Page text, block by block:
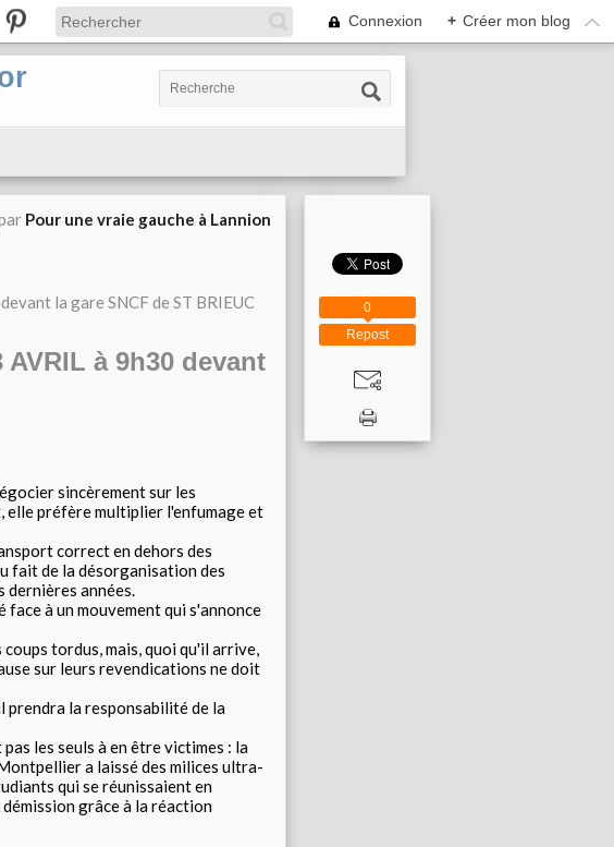
Connexion + Créer mon blog
Pour une vraie gauche à Lannion
la gare SNCF de ST BRIEUC
AVRIL à 9h30 devant
sincèrement sur les
préfère multiplier l'enfumage et
correct en dehors des
fait de la désorganisation des
années.
à un mouvement qui s'annonce
tordus, mais, quoi qu'il arrive,
sur leurs revendications ne doit
prendra la responsabilité de la
les seuls à en être victimes : la
a laissé des milices ultra-
qui se réunissaient en
grâce à la réaction
Repost
0